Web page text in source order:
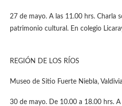
27 de mayo. A las 11.00 hrs. Charla
patrimonio cultural. En colegio
REGIÓN DE LOS RÍOS
Museo de Sitio Fuerte Niebla, Valdivia
30 de mayo. De 10.00 a 18.00 hrs.